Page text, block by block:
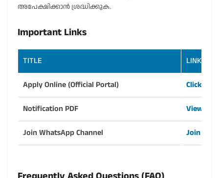
അപേക്ഷിക്കാൻ ശ്രദ്ധിക്കുക.
Important Links
TITLE LINK
Apply Online (Official Portal) Click Here
Notification PDF View
Join WhatsApp Channel Join Now